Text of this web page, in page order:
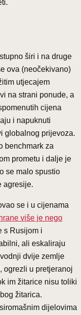
širi i na druge
ova (neočekivano)
utjecajem
na strani ponude, a
cijena
i napuknuti
globalnog prijevoza.
benchmark za
prometu i dalje je
se malo spustio
agresije.
se i u cijenama
više je nego
s Rusijom i
ali eskaliraju
dvije zemlje
ogrezli u pretjeranoj
im žitarice nisu toliki
žitarica.
dijelovima